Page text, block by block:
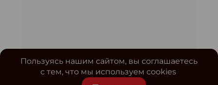
Пользуясь нашим сайтом, вы соглашаетесь
с тем, что мы используем cookies